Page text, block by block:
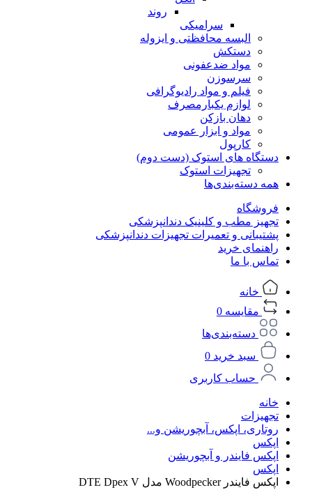
روند
سرامیکی
البسه محافظتی و ایزوله
دستکش
مواد ضدعفونی
سرسوزن
فیلم و مواد رادیوگرافی
لوازم یکبارمصرف
دهان بازکن
مواد و ابزار عمومی
کارپول
دستگاه های استوک (دست دوم)
تجهیزات استوک
همه دسته‌بندی‌ها
فروشگاه
تجهیز مطب و کلینیک دندانپزشکی
پشتیبانی و تعمیرات تجهیزات دندانپزشکی
راهنمای خرید
تماس با ما
خانه
مقایسه 0
دسته‌بندی‌ها
سبد خرید 0
حساب کاربری
خانه
تجهیزات
روتاری، اپکس، آبچوریشن و...
اپکس
اپکس فایندر و آبچوریشن
اپکس
اپکس فایندر Woodpecker مدل DTE Dpex V